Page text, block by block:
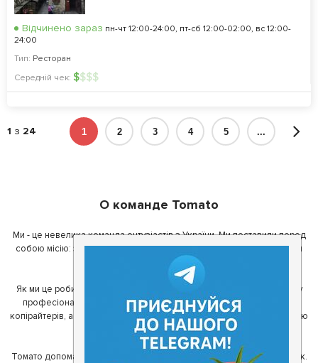
Відчинено зараз пн-чт 12:00-24:00, пт-сб 12:00-02:00, вс 12:00-
24:00
Тип: Ресторан
Середній чек: $$$$
1 з 24 1 2 3 4 5 ...
О команде Tomato
Ми - це невелика команда ентузіастів з України. Ми поставили перед
собою місію: зробити так, щоб де б в Україні ви не знаходилися, ви
завжди могли смачно поїсти.
Як ми це робимо? Для початку, ми зібрали приголомшливу команду
професіоналів - фахівців з дизайну, програмування, маркетингу,
копірайтерів, а за сумісництвом - любителів гарної їжі. З їх допомогою
ми створили Томато.
Томато допомагає своїм користувачам знайти цікаві місця неподалік.